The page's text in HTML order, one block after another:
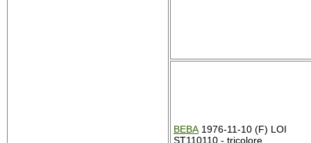
BEBA 1976-11-10 (F) LOI
ST110110 - tricolore